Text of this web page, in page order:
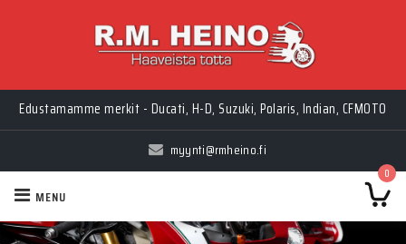
Edustamamme merkit - Ducati, H-D, Suzuki, Polaris, Indian, CFMOTO
myynti@rmheino.fi
0
MENU